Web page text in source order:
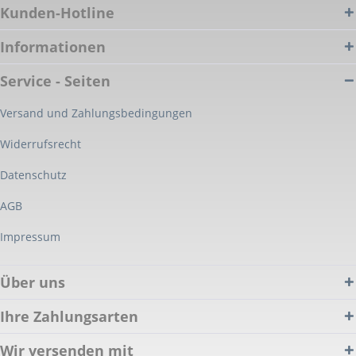
Kunden-Hotline
Informationen
Service - Seiten
Versand und Zahlungsbedingungen
Widerrufsrecht
Datenschutz
AGB
Impressum
Über uns
Ihre Zahlungsarten
Wir versenden mit